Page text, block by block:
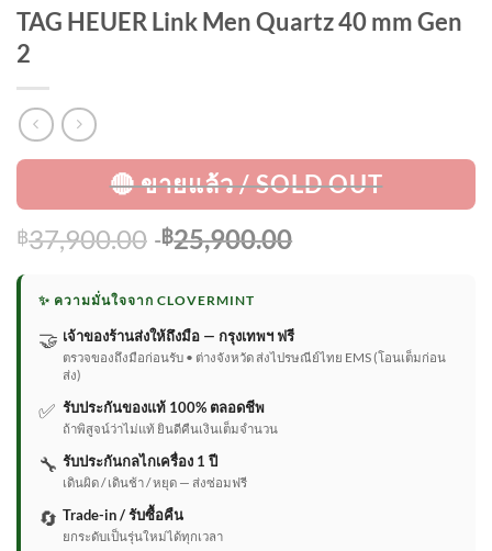
TAG HEUER Link Men Quartz 40 mm Gen
2
฿37,900.00 Original
price
was:
฿25,900.00Current
✨ ความมั่นใจจาก CLOVERMINT
🤝 เจ้าของร้านส่งให้ถึงมือ — กรุงเทพฯ ฟรี
ตรวจของถึงมือก่อนรับ • ต่างจังหวัด ส่งไปรษณีย์ไทย EMS (โอนเต็มก่อน
ส่ง)
✅ รับประกันของแท้ 100% ตลอดชีพ
ถ้าพิสูจน์ว่าไม่แท้ ยินดีคืนเงินเต็มจำนวน
🔧 รับประกันกลไกเครื่อง 1 ปี
เดินผิด / เดินช้า / หยุด — ส่งซ่อมฟรี
🔄 Trade-in / รับซื้อคืน
ยกระดับเป็นรุ่นใหม่ได้ทุกเวลา